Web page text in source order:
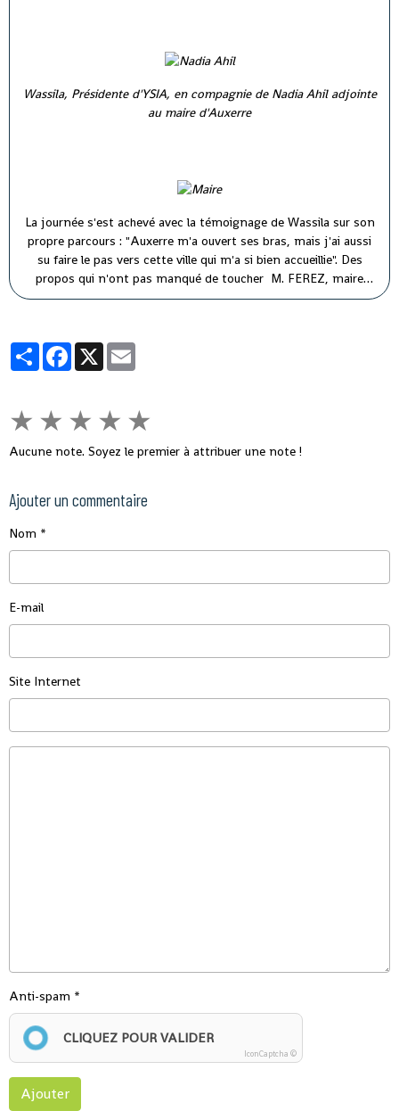
Wassila, Présidente d'YSIA, en compagnie de Nadia Ahil adjointe
au maire d'Auxerre
La journée s'est achevé avec la témoignage de Wassila sur son
propre parcours : "Auxerre m'a ouvert ses bras, mais j'ai aussi
su faire le pas vers cette ville qui m'a si bien accueillie". Des
propos qui n'ont pas manqué de toucher M. FEREZ, maire
d'Auxerre ( à droite) et M. PARIS, premier adjoint au maire (à
PartagerFacebook
X
★ ★ ★ ★ ★
Aucune note. Soyez le premier à attribuer une note !
Ajouter un commentaire
Nom
E-mail
Site Internet
Anti-spam
CLIQUEZ POUR VALIDER
IconCaptcha ©
Ajouter